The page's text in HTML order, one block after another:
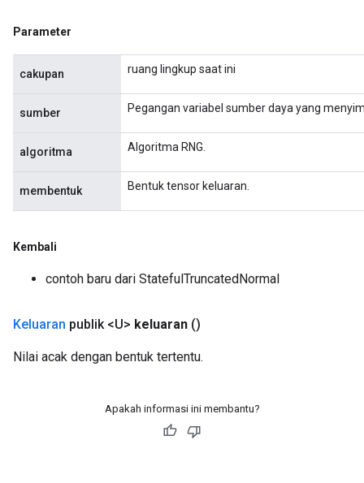
Parameter
cakupan ruang lingkup saat ini
sumber Pegangan variabel sumber daya yang
algoritma Algoritma RNG.
membentuk Bentuk tensor keluaran.
Kembali
contoh baru dari StatefulTruncatedNormal
Keluaran publik <U> keluaran ()
Nilai acak dengan bentuk tertentu.
Apakah informasi ini membantu?